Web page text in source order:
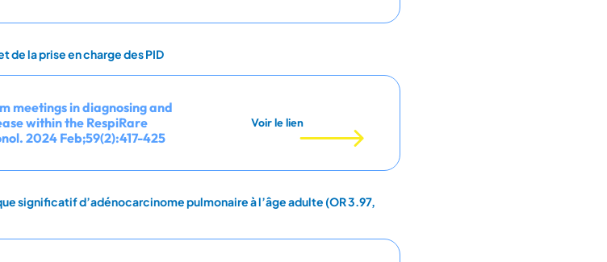
de la prise en charge des PID
meetings in diagnosing and
within the RespiRare
2024 Feb;59(2):417-425
Voir le lien
significatif d’adénocarcinome pulmonaire à l’âge adulte (OR 3.97,